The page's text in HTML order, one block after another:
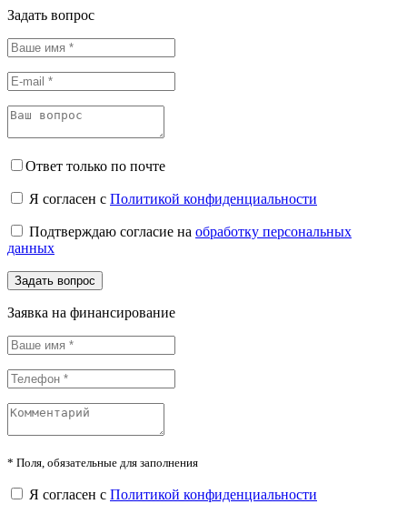
Задать вопрос
Ответ только по почте
Я согласен с Политикой конфиденциальности
Подтверждаю согласие на обработку персональных
данных
Задать вопрос
Заявка на финансирование
* Поля, обязательные для заполнения
Я согласен с Политикой конфиденциальности